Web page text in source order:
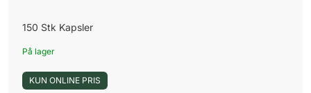
150 Stk Kapsler
På lager
KUN ONLINE PRIS